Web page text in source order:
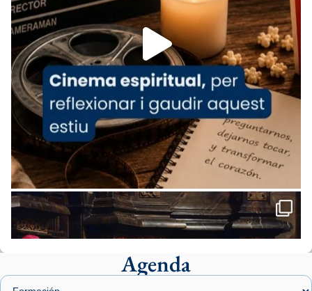
Foto
View on Facebook · Share
Arquebisbat de Barcelona
2 weeks ago
«Avui les santes Juliana i Semproniana ens
ajuden a alçar la mirada»
Mons. Sergi Gordo, bisbe de Tortosa, ha
presidit aquest 27 de juliol la missa de Les
Santes de Mataró.
🔗tinyurl.com/cvu5jmbk
📸 J. Merino
Agenda